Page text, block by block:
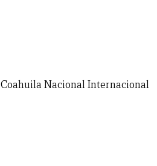
Coahuila NacionalInternacional